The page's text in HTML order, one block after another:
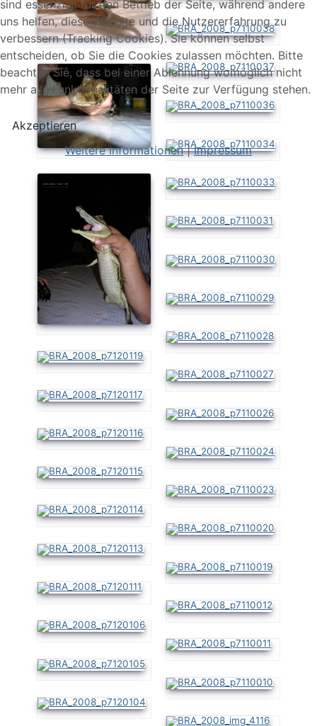
sind essenziell für den Betrieb der Seite, während andere
uns helfen, diese Website und die Nutzererfahrung zu
verbessern (Tracking Cookies). Sie können selbst
entscheiden, ob Sie die Cookies zulassen möchten. Bitte
beachten Sie, dass bei einer Ablehnung womöglich nicht
mehr alle Funktionalitäten der Seite zur Verfügung stehen.
Akzeptieren
Weitere Informationen|Impressum